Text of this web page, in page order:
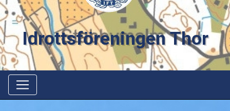
Idrottsföreningen Thor